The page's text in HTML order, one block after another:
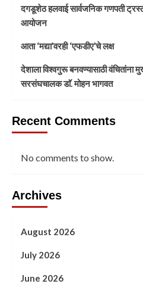
दगडूशेठ हलवाई सार्वजनिक गणपती
आयोजन
आता ‘मद्या’वरही ‘एफडीए’चे लक्ष
देशाला विश्वगुरू बनवण्यासाठी
सरसंघचालक डाॅ. मोहन भागवत
Recent Comments
No comments to show.
Archives
August 2026
July 2026
June 2026